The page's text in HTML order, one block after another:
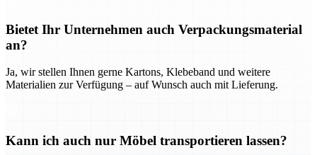
Bietet Ihr Unternehmen auch Verpackungsmaterial
an?
Ja, wir stellen Ihnen gerne Kartons, Klebeband und weitere
Materialien zur Verfügung – auf Wunsch auch mit Lieferung.
Kann ich auch nur Möbel transportieren lassen?